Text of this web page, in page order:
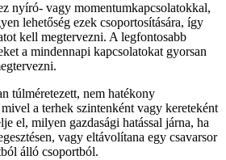
nyíró- vagy momentumkapcsolatokkal,
lehetőség ezek csoportosítására, így
kell megtervezni. A legfontosabb
a mindennapi kapcsolatokat gyorsan
túlméretezett, nem hatékony
a terhek szintenként vagy kereteként
el, milyen gazdasági hatással járna, ha
vagy eltávolítana egy csavarsor
álló csoportból.